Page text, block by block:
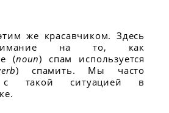
же красавчиком. Здесь
на то, как
(noun) спам используется
) спамить. Мы часто
с такой ситуацией в